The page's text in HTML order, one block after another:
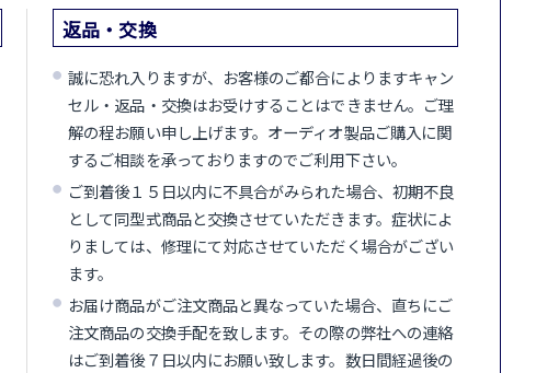
返品・交換
誠に恐れ入りますが、お客様のご都合によりますキャン
セル・返品・交換はお受けすることはできません。ご理
解の程お願い申し上げます。オーディオ製品ご購入に関
するご相談を承っておりますのでご利用下さい。
ご到着後１５日以内に不具合がみられた場合、初期不良
として同型式商品と交換させていただきます。症状によ
りましては、修理にて対応させていただく場合がござい
ます。
お届け商品がご注文商品と異なっていた場合、直ちにご
注文商品の交換手配を致します。その際の弊社への連絡
はご到着後７日以内にお願い致します。数日間経過後の